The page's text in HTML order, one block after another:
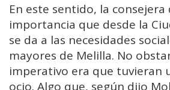
En este sentido, la consejera
importancia que desde la
se da a las necesidades
mayores de Melilla. No
imperativo era que tuvieran
ocio. Algo que, según dijo